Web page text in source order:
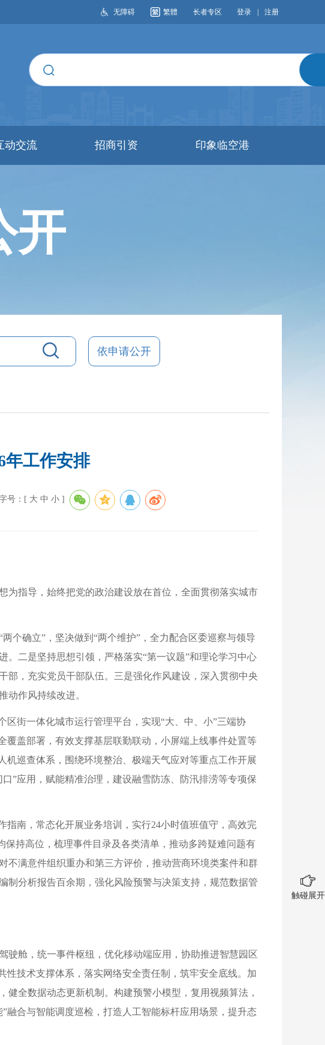
无障碍 繁體 长者专区 登录 注册
动交流 招商引资 印象临空港
开
依申请公开
年工作安排
号：[ 大 中 小]
为指导，始终把党的政治建设放在首位，全面贯彻落实城市
个确立”，坚决做到“两个维护”，全力配合区委巡察与领导
二是坚持思想引领，严格落实“第一议题”和理论学习中心
部，充实党员干部队伍。三是强化作风建设，深入贯彻中央
动作风持续改进。
区街一体化城市运行管理平台，实现“大、中、小”三端协
覆盖部署，有效支撑基层联勤联动，小屏端上线事件处置等
机巡查体系，围绕环境整治、极端天气应对等重点工作开展
”应用，赋能精准治理，建设融雪防冻、防汛排涝等专项保
指南，常态化开展业务培训，实行24小时值班值守，高效完
持高位，梳理事件目录及各类清单，推动多跨疑难问题有
不满意件组织重办和第三方评价，推动营商环境类案件和群
制分析报告百余期，强化风险预警与决策支持，规范数据管
驶舱，统一事件枢纽，优化移动端应用，协助推进智慧园区
性技术支撑体系，落实网络安全责任制，筑牢安全底线。加
全数据动态更新机制。构建预警小模型，复用视频算法，
融合与智能调度巡检，打造人工智能标杆应用场景，提升态
触碰展开